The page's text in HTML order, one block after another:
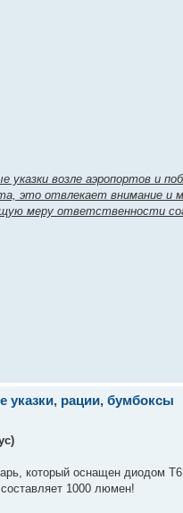
указки возле аэропортов и
это отвлекает внимание и
меру ответственности
указки, рации, бумбоксы
который оснащен диодом
1000 люмен!